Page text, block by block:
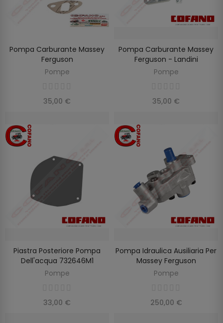
AGGIUNGI AL CARRELLO
Pompa Carburante Massey
Ferguson
Pompe
35,00 €
AGGIUNGI AL CARRELLO
Pompa Carburante Massey
Ferguson - Landini
Pompe
35,00 €
AGGIUNGI AL CARRELLO
Piastra Posteriore Pompa
Dell'acqua 732646M1
Pompe
33,00 €
AGGIUNGI AL CARRELLO
Pompa Idraulica Ausiliaria Per
Massey Ferguson
Pompe
250,00 €